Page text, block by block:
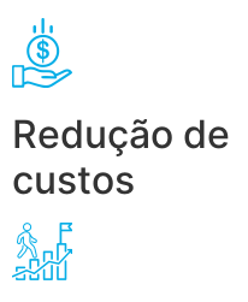
Redução de
custos